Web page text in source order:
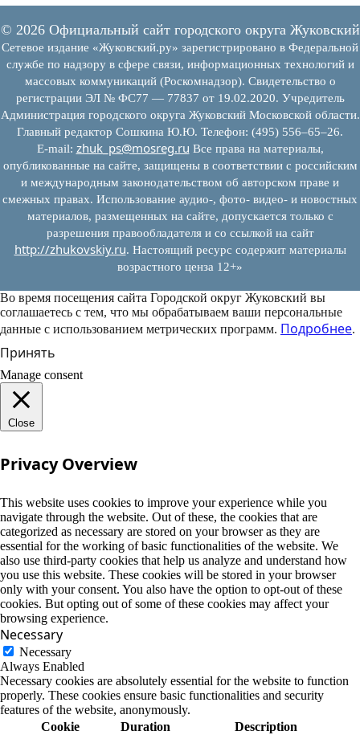
© 2026 Официальный сайт городского округа Жуковский
Сетевое издание «Жуковский.ру» зарегистрировано в Федеральной
службе по надзору в сфере связи, информационных технологий и
массовых коммуникаций (Роскомнадзор). Свидетельство о
регистрации ЭЛ № ФС77 — 77837 от 19.02.2020. Учредитель
Администрация городского округа Жуковский Московской области.
Главный редактор Сошкина Ю.Ю. Телефон: (495) 556–65–26.
E‑mail: zhuk_ps@mosreg.ru Все права на материалы,
опубликованные на сайте, защищены в соответствии с российским
и международным законодательством об авторском праве и
смежных правах. Использование аудио-, фото- видео- и новостных
материалов, размещенных на сайте, допускается только с
разрешения правообладателя и со ссылкой на сайт
http://zhukovskiy.ru. Настоящий ресурс содержит материалы
возрастного ценза 12+»
Во время посещения сайта Городской округ Жуковский вы
соглашаетесь с тем, что мы обрабатываем ваши персональные
данные с использованием метрических программ. Подробнее.
Принять
Manage consent
Close
Privacy Overview
This website uses cookies to improve your experience while you
navigate through the website. Out of these, the cookies that are
categorized as necessary are stored on your browser as they are
essential for the working of basic functionalities of the website. We
also use third-party cookies that help us analyze and understand how
you use this website. These cookies will be stored in your browser
only with your consent. You also have the option to opt-out of these
cookies. But opting out of some of these cookies may affect your
browsing experience.
Necessary
Necessary
Always Enabled
Necessary cookies are absolutely essential for the website to function
properly. These cookies ensure basic functionalities and security
features of the website, anonymously.
Cookie
Duration Description